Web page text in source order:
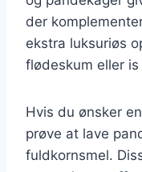
der
ekstra luksuriøs
flødeskum eller
Hvis du ønsker
prøve at lave
fuldkornsmel.